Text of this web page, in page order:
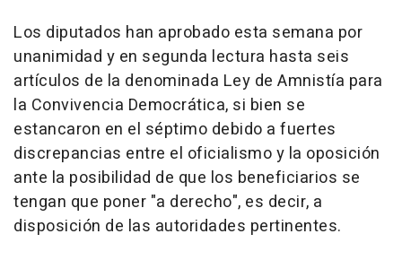
Los diputados han aprobado esta semana por
unanimidad y en segunda lectura hasta seis
artículos de la denominada Ley de Amnistía para
la Convivencia Democrática, si bien se
estancaron en el séptimo debido a fuertes
discrepancias entre el oficialismo y la oposición
ante la posibilidad de que los beneficiarios se
tengan que poner "a derecho", es decir, a
disposición de las autoridades pertinentes.